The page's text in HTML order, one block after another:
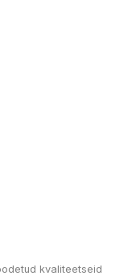
kvaliteetseid